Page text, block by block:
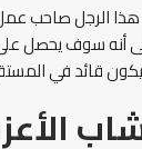
الرجل صاحب
أنه سوف يحصل
قائد في